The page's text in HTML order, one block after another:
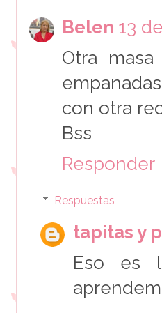
Belen 13
Otra
con otra
Bss
Responder
Respuestas
tapitas y
Eso es